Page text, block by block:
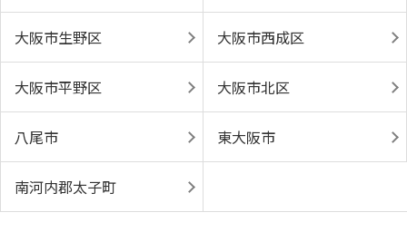
大阪市生野区 大阪市西成区
大阪市平野区 大阪市北区
八尾市 東大阪市
南河内郡太子町